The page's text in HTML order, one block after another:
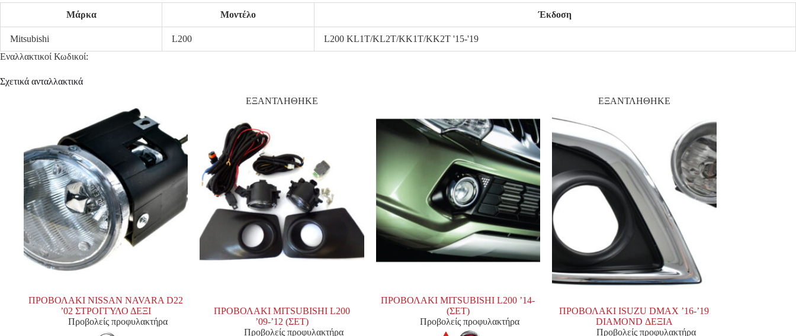
Μάρκα Μοντέλο Έκδοση
Mitsubishi L200
L200 KL1T/KL2T/KK1T/KK2T '15-'19
Εναλλακτικοί Κωδικοί:
Σχετικά ανταλλακτικά
ΠΡΟΒΟΛΑΚΙ NISSAN NAVARA D22
’02 ΣΤΡΟΓΓΥΛΟ ΔΕΞΙ
Προβολείς προφυλακτήρα
ΕΞΑΝΤΛΗΘΗΚΕ
ΠΡΟΒΟΛΑΚΙ MITSUBISHI L200
’09-’12 (ΣΕΤ)
Προβολείς προφυλακτήρα
ΠΡΟΒΟΛΑΚΙ MITSUBISHI L200 ’14-
(ΣΕΤ)
Προβολείς προφυλακτήρα
ΕΞΑΝΤΛΗΘΗΚΕ
ΠΡΟΒΟΛΑΚΙ ISUZU DMAX ’16-’19
DIAMOND ΔΕΞΙΑ
Προβολείς προφυλακτήρα